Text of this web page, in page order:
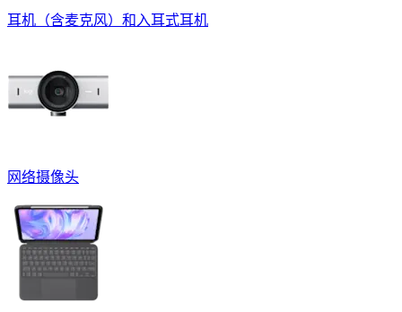
耳机（含麦克风）和入耳式耳机
网络摄像头